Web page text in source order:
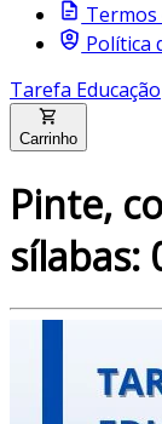
Termos
Política
Tarefa Educação
Carrinho
Pinte,
sílabas: